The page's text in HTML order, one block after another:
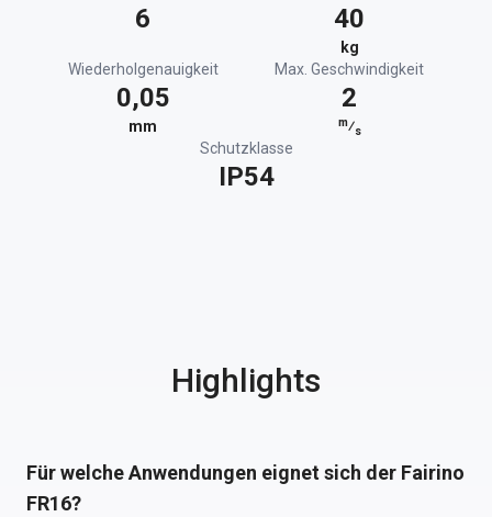
6 40
kg
Wiederholgenauigkeit
0,05
mm
Max. Geschwindigkeit
2
m⁄s
Schutzklasse
IP54
Highlights
Für welche Anwendungen eignet sich der Fairino
FR16?